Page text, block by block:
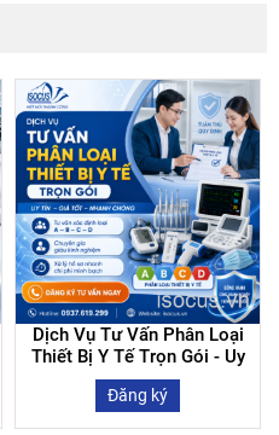
Dịch Vụ Tư Vấn Phân Loại
Thiết Bị Y Tế Trọn Gói - Uy
Tín - Giá Tốt - Nhanh Chóng
Đăng ký